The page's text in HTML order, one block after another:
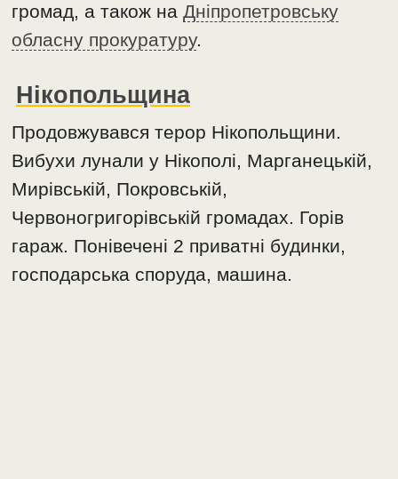
громад, а також наДніпропетровську
обласну прокуратуру.
Нікопольщина
Продовжувався терор Нікопольщини.
Вибухи лунали у Нікополі, Марганецькій,
Мирівській, Покровській,
Червоногригорівській громадах. Горів
гараж. Понівечені 2 приватні будинки,
господарська споруда, машина.